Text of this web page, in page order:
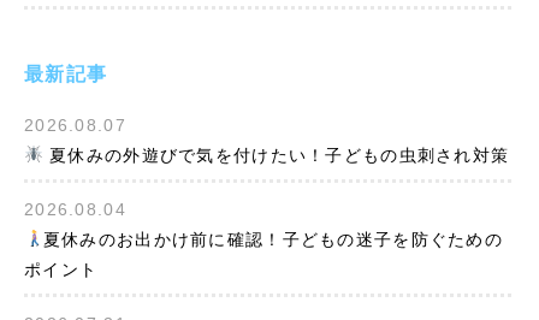
最新記事
2026.08.07
夏休みの外遊びで気を付けたい！子どもの虫刺され対策
2026.08.04
夏休みのお出かけ前に確認！子どもの迷子を防ぐための
ポイント